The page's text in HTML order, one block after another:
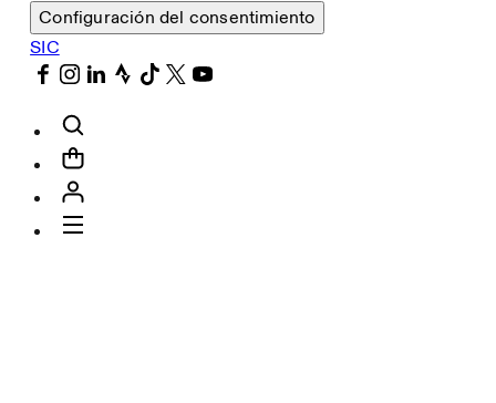
Configuración del consentimiento
SIC